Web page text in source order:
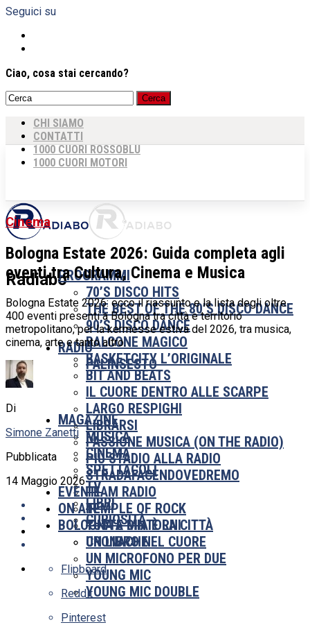
Seguici su
Ciao, cosa stai cercando?
CHI SIAMO
CONTATTI
1000 CUORI ROSSOBLU
1000 CUORI MOTORI
RadiaboPROGRAMMI
70’S DISCO HITS
THE BEST OF THE 80’S DISCO DANCE
90’S DISCO DANCE
BALCONE MAGICO
BASKETCITY L’ORIGINALE
BIT AND BEATS
IL CUORE DENTRO ALLE SCARPE
LARGO RESPIGHI
LIBRARSI
PASSIONE MUSICA (ON THE RADIO)
PIÙ STADIO ALLA RADIO
STRADAFACENDOVEDREMO
TEAM RADIO
TEMPLE OF ROCK
TUTTA MIA È LA CITTÀ
UN LIBRO NEL CUORE
UN MICROFONO PER DUE
YOUNG MIC
YOUNG MIC DOUBLE
RADIO
PALINSESTO
MAGAZINE
MUSICA
CINEMA
SPETTACOLI
TV
LIBRI
CURIOSITÀ
EVENTI
ON AIR
BOLOGNA E DINTORNI
CRONACHE
Cinema
Bologna Estate 2026: Guida completa agli
eventi tra Cultura, Cinema e Musica
Bologna Estate 2026: ecco il riassunto e la lista degli oltre
400 eventi presenti a Bologna tra città e territorio
metropolitano, per la kermesse estiva del 2026, tra musica,
cinema, arte e tanto altro.
Di
Simone Zanetti
Pubblicata
14 Maggio 2026
Flipboard
Reddit
Pinterest